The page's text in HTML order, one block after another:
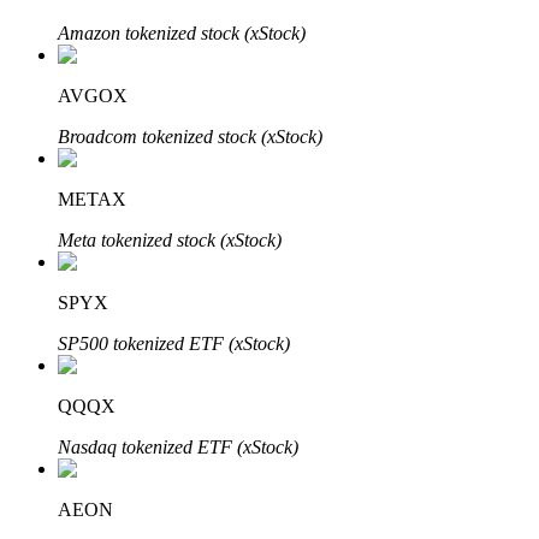
Krediler
Kripto destekli borçlanma hizmeti
Amazon tokenized stock (xStock)
AVGOX
Broadcom tokenized stock (xStock)
METAX
Meta tokenized stock (xStock)
SPYX
SP500 tokenized ETF (xStock)
QQQX
Nasdaq tokenized ETF (xStock)
AEON